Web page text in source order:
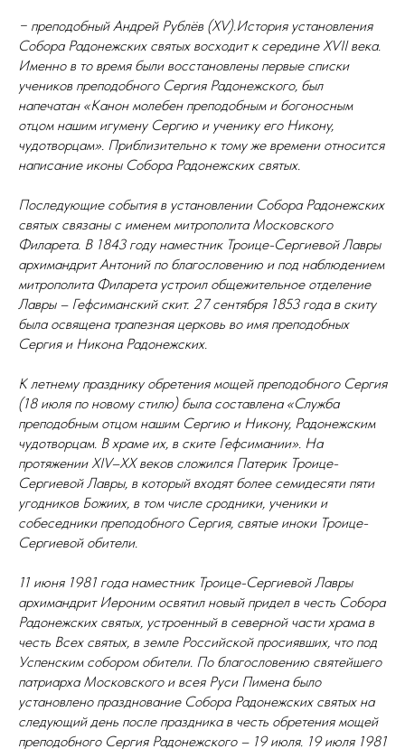
− преподобный Андрей Рублёв (XV).История установления
Собора Радонежских святых восходит к середине XVII века.
Именно в то время были восстановлены первые списки
учеников преподобного Сергия Радонежского, был
напечатан «Канон молебен преподобным и богоносным
отцом нашим игумену Сергию и ученику его Никону,
чудотворцам». Приблизительно к тому же времени относится
написание иконы Собора Радонежских святых.
Последующие события в установлении Собора Радонежских
святых связаны с именем митрополита Московского
Филарета. В 1843 году наместник Троице-Сергиевой Лавры
архимандрит Антоний по благословению и под наблюдением
митрополита Филарета устроил общежительное отделение
Лавры – Гефсиманский скит. 27 сентября 1853 года в скиту
была освящена трапезная церковь во имя преподобных
Сергия и Никона Радонежских.
К летнему празднику обретения мощей преподобного Сергия
(18 июля по новому стилю) была составлена «Служба
преподобным отцом нашим Сергию и Никону, Радонежским
чудотворцам. В храме их, в ските Гефсимании». На
протяжении XIV–XX веков сложился Патерик Троице-
Сергиевой Лавры, в который входят более семидесяти пяти
угодников Божиих, в том числе сродники, ученики и
собеседники преподобного Сергия, святые иноки Троице-
Сергиевой обители.
11 июня 1981 года наместник Троице-Сергиевой Лавры
архимандрит Иероним освятил новый придел в честь Собора
Радонежских святых, устроенный в северной части храма в
честь Всех святых, в земле Российской просиявших, что под
Успенским собором обители. По благословению святейшего
патриарха Московского и всея Руси Пимена было
установлено празднование Собора Радонежских святых на
следующий день после праздника в честь обретения мощей
преподобного Сергия Радонежского – 19 июля. 19 июля 1981